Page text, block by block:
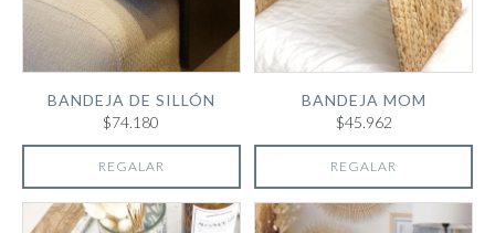
BANDEJA DE SILLÓN
$74.180
REGALAR
BANDEJA MOM
$45.962
REGALAR